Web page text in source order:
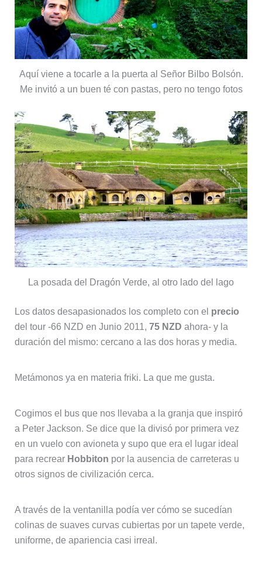
Aquí viene a tocarle a la puerta al Señor Bilbo Bolsón.
Me invitó a un buen té con pastas, pero no tengo fotos
La posada del Dragón Verde, al otro lado del lago
Los datos desapasionados los completo con el precio
del tour -66 NZD en Junio 2011, 75 NZD ahora- y la
duración del mismo: cercano a las dos horas y media.
Metámonos ya en materia friki. La que me gusta.
Cogimos el bus que nos llevaba a la granja que inspiró
a Peter Jackson. Se dice que la divisó por primera vez
en un vuelo con avioneta y supo que era el lugar ideal
para recrear Hobbiton por la ausencia de carreteras u
otros signos de civilización cerca.
A través de la ventanilla podía ver cómo se sucedían
colinas de suaves curvas cubiertas por un tapete verde,
uniforme, de apariencia casi irreal.